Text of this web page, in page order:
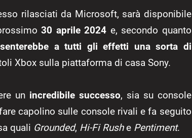
rilasciati da Microsoft, sarà disponibile
30 aprile 2024 e, secondo quanto
a tutti gli effetti una sorta di
Xbox sulla piattaforma di casa Sony.
un incredibile successo, sia su console
capolino sulle console rivali e fa seguito
quali Grounded, Hi-Fi Rushe Pentiment.